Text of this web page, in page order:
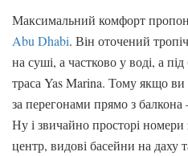
Максимальний комфорт
Abu Dhabi. Він оточений
на суші, а частково у воді, а
траса Yas Marina. Тому якщо ви
за перегонами прямо з балкона
Ну і звичайно просторі
центр, видові басейни на даху